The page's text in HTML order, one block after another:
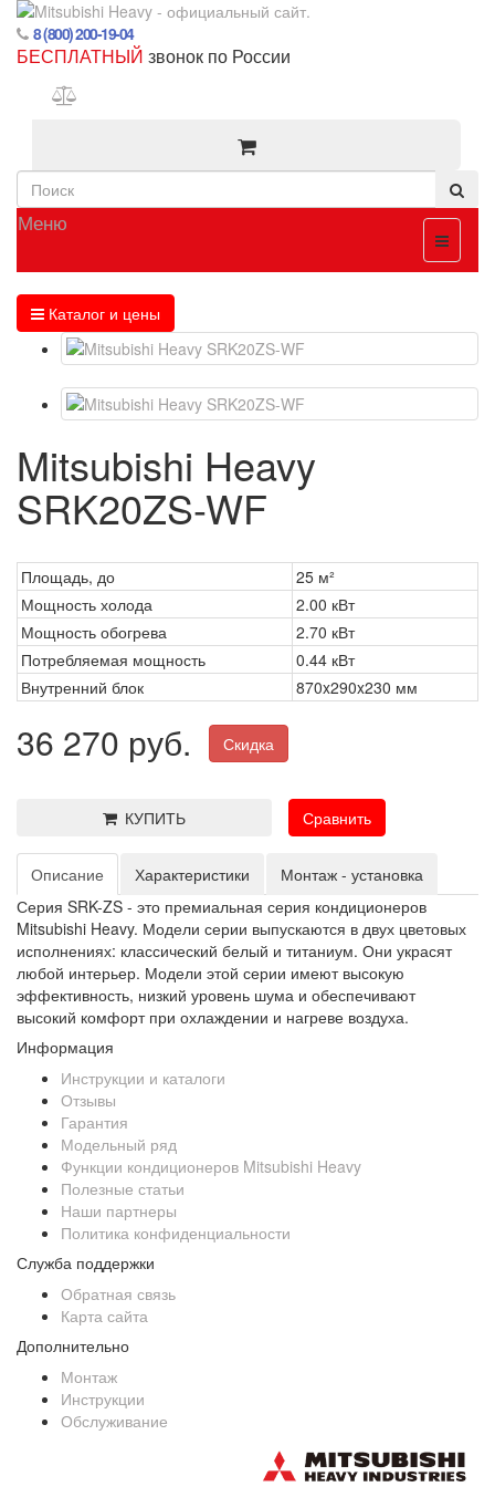
8 (800) 200-19-04
БЕСПЛАТНЫЙ звонок по России
Меню
Каталог и цены
Mitsubishi Heavy
SRK20ZS-WF
Площадь, до
25 м²
Мощность холода
2.00 кВт
Мощность обогрева
2.70 кВт
Потребляемая мощность
0.44 кВт
Внутренний блок
870x290x230 мм
36 270 руб. Скидка
КУПИТЬ Сравнить
Описание Характеристики
Монтаж - установка
Серия SRK-ZS - это премиальная серия кондиционеров
Mitsubishi Heavy. Модели серии выпускаются в двух цветовых
исполнениях: классический белый и титаниум. Они украсят
любой интерьер. Модели этой серии имеют высокую
эффективность, низкий уровень шума и обеспечивают
высокий комфорт при охлаждении и нагреве воздуха.
Информация
Инструкции и каталоги
Отзывы
Гарантия
Модельный ряд
Функции кондиционеров Mitsubishi Heavy
Полезные статьи
Наши партнеры
Политика конфиденциальности
Служба поддержки
Обратная связь
Карта сайта
Дополнительно
Монтаж
Инструкции
Обслуживание